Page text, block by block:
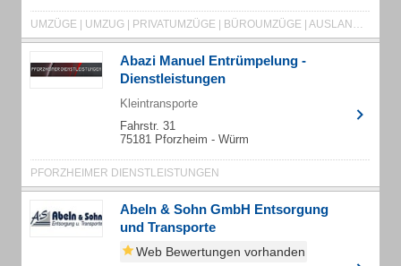
UMZÜGE | UMZUG | PRIVATUMZÜGE | BÜROUMZÜGE | AUSLANDSUMZÜGE | MÖBELMONTAGE | KÜCHENMONTAGE | ENTRÜMPELUNGEN | HAUSHALTSAUFLÖSUNGEN | TRANSPORTE | UMZUGSKARTON | FERNUMZÜGE | MÖBELTRANSPORTE | OBJEKTUMZUG | FIRMENUMZUG | SENIORENUMZÜGE | RÄUMUNGEN | OBJEKTRÄUMUNGEN | UMZUGSFIRMA | UMZUGSSERVICE | AALEN | HEIDELHEIM | SCHWÄBISCH GMÜND | ELLWANGEN | OBERKOCHEN | OSTALB | OSTALBKREIS | SPEDITIONEN | TRANSPORTE | EXPRESSSPEDITIONEN | EXPRESSTRANSPORTE | EXPRESSFAHRTEN | KURIERDIENSTE | KURIERSERVICE
Abazi Manuel Entrümpelung -
Dienstleistungen
Kleintransporte
Fahrstr. 31
75181 Pforzheim - Würm
PFORZHEIMER DIENSTLEISTUNGEN
Abeln & Sohn GmbH Entsorgung
und Transporte
Web Bewertungen vorhanden